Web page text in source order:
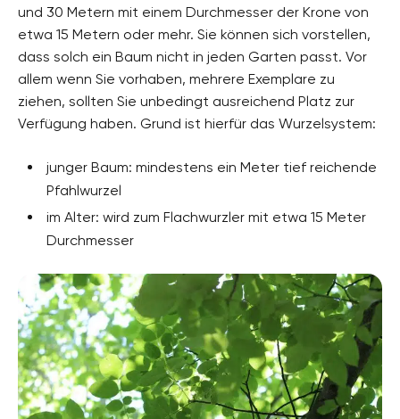
und 30 Metern mit einem Durchmesser der Krone von
etwa 15 Metern oder mehr. Sie können sich vorstellen,
dass solch ein Baum nicht in jeden Garten passt. Vor
allem wenn Sie vorhaben, mehrere Exemplare zu
ziehen, sollten Sie unbedingt ausreichend Platz zur
Verfügung haben. Grund ist hierfür das Wurzelsystem:
junger Baum: mindestens ein Meter tief reichende
Pfahlwurzel
im Alter: wird zum Flachwurzler mit etwa 15 Meter
Durchmesser